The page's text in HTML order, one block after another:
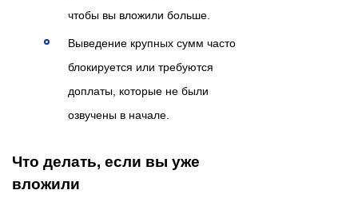
чтобы вы вложили больше.
Выведение крупных сумм часто
блокируется или требуются
доплаты, которые не были
озвучены в начале.
Что делать, если вы уже
вложили